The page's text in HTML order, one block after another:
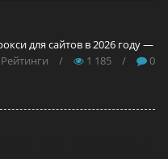
для сайтов в 2026 году —
Рейтинги / 1 185 / 0